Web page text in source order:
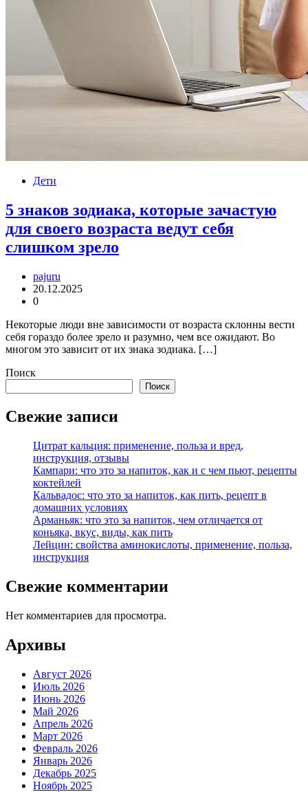
Дети
5 знаков зодиака, которые зачастую
для своего возраста ведут себя
слишком зрело
pajuru
20.12.2025
0
Некоторые люди вне зависимости от возраста склонны вести
себя гораздо более зрело и разумно, чем все ожидают. Во
многом это зависит от их знака зодиака. […]
Поиск
Поиск
Свежие записи
Цитрат кальция: применение, польза и вред,
инструкция, отзывы
Кампари: что это за напиток, как и с чем пьют, рецепты
коктейлей
Кальвадос: что это за напиток, как пить, рецепт в
домашних условиях
Арманьяк: что это за напиток, чем отличается от
коньяка, вкус, виды, как пить
Лейцин: свойства аминокислоты, применение, польза,
инструкция
Свежие комментарии
Нет комментариев для просмотра.
Архивы
Август 2026
Июль 2026
Июнь 2026
Май 2026
Апрель 2026
Март 2026
Февраль 2026
Январь 2026
Декабрь 2025
Ноябрь 2025